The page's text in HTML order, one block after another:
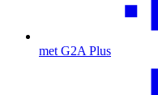
met G2A Plus